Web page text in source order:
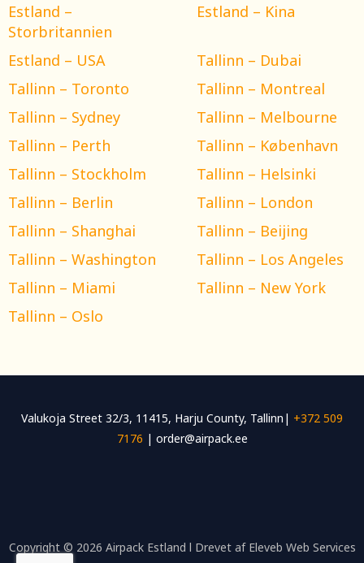
Estland –
Storbritannien
Estland – Kina
Estland – USA
Tallinn – Dubai
Tallinn – Toronto
Tallinn – Montreal
Tallinn – Sydney
Tallinn – Melbourne
Tallinn – Perth
Tallinn – København
Tallinn – Stockholm
Tallinn – Helsinki
Tallinn – Berlin
Tallinn – London
Tallinn – Shanghai
Tallinn – Beijing
Tallinn – Washington
Tallinn – Los Angeles
Tallinn – Miami
Tallinn – New York
Tallinn – Oslo
Valukoja Street 32/3, 11415, Harju County, Tallinn| +372 509
7176 | order@airpack.ee
Copyright © 2026 Airpack Estland l Drevet af Eleveb Web Services